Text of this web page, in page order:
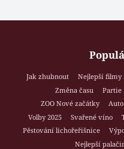
Jak zhubnout Nejlepší filmy
Změna času
Partie
ZOO Nové začátky
Volby 2025
Svařené víno
Pěstování lichořeřišnice
Nejlepší